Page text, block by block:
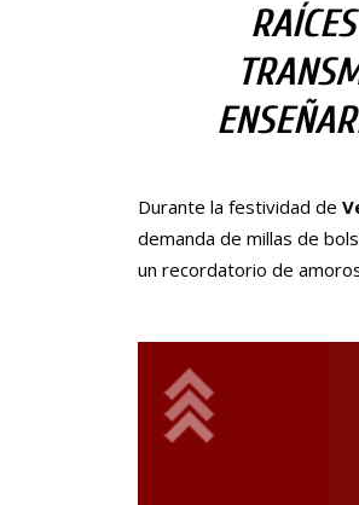
Durante la festividad de
demanda de millas de
un recordatorio de